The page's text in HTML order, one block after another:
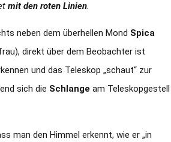
mit den roten Linien.
neben dem überhellen Mond Spica
direkt über dem Beobachter ist
und das Teleskop „schaut“ zur
sich die Schlange am Teleskopgestell
man den Himmel erkennt, wie er „in